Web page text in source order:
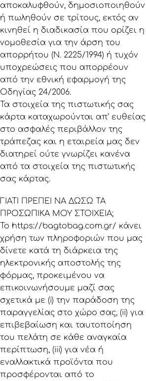
αποκαλυφθούν, δημοσιοποιηθούν
ή πωληθούν σε τρίτους, εκτός αν
κινηθεί η διαδικασία που ορίζει η
νομοθεσία για την άρση του
απορρήτου (Ν. 2225/1994) ή τυχόν
υποχρεώσεις που απορρέουν
από την εθνική εφαρμογή της
Οδηγίας 24/2006.
Τα στοιχεία της πιστωτικής σας
κάρτα καταχωρούνται απ’ ευθείας
στο ασφαλές περιβάλλον της
τράπεζας και η εταιρεία μας δεν
διατηρεί ούτε γνωρίζει κανένα
από τα στοιχεία της πιστωτικής
σας κάρτας.
ΓΙΑΤΙ ΠΡΕΠΕΙ ΝΑ ΔΩΣΩ ΤΑ
ΠΡΟΣΩΠΙΚΑ ΜΟΥ ΣΤΟΙΧΕΙΑ;
Το https://bagtobag.com.gr/ κάνει
χρήση των πληροφοριών που μας
δίνετε κατά τη διάρκεια της
ηλεκτρονικής αποστολής της
φόρμας, προκειμένου να
επικοινωνήσουμε μαζί σας
σχετικά με (i) την παράδοση της
παραγγελίας στο χώρο σας, (ii) για
επιβεβαίωση και ταυτοποίηση
του πελάτη σε κάθε αναγκαία
περίπτωση, (iii) για νέα ή
εναλλακτικά προϊόντα που
προσφέρονται από το